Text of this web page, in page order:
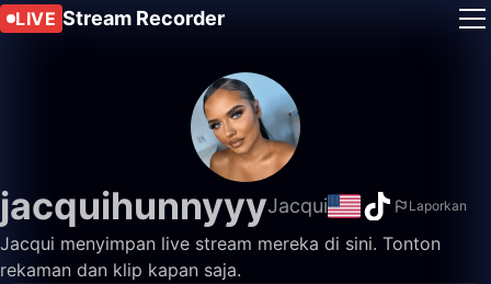
LIVE Stream Recorder
jacquihunnyyyJacqui Laporkan
Jacqui menyimpan live stream mereka di sini. Tonton
rekaman dan klip kapan saja.